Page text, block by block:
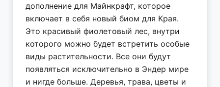
дополнение для Майнкрафт, которое
включает в себя новый биом для Края.
Это красивый фиолетовый лес, внутри
которого можно будет встретить особые
виды растительности. Все они будут
появляться исключительно в Эндер мире
и нигде больше. Деревья, трава, цветы и